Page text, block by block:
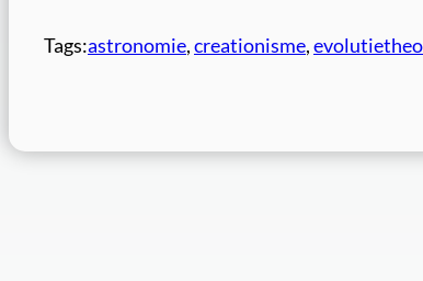
Tags:astronomie, creationisme,